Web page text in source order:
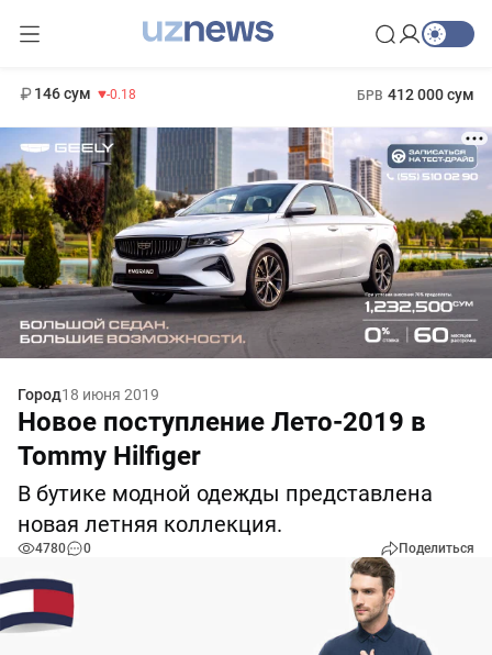
146 сум -0.18 БРВ 412 000 сум
Город18 июня 2019
Новое поступление Лето-2019 в
Tommy Hilfiger
В бутике модной одежды представлена
новая летняя коллекция.
4780 0 Поделиться